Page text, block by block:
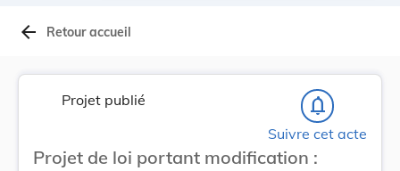
arrow_back Retour accueil
Projet publié notifications_none
Suivre cet acte
Projet de loi portant modification :